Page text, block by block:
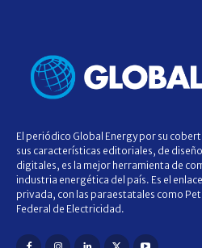
El periódico Global Energy por su
sus características editoriales, de
digitales, es la mejor herramienta de
industria energética del país. Es el
privada, con las paraestatales como
Federal de Electricidad.